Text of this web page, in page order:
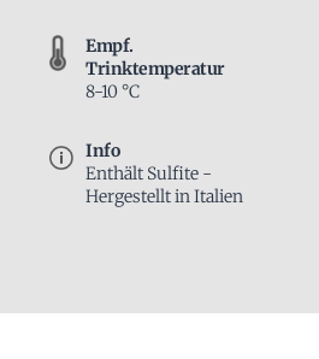
Empf.
Trinktemperatur
8-10 °C
Info
Enthält Sulfite -
Hergestellt in Italien